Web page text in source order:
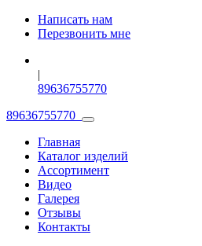
Написать нам
Перезвонить мне
|
89636755770
89636755770
Главная
Каталог изделий
Ассортимент
Видео
Галерея
Отзывы
Контакты